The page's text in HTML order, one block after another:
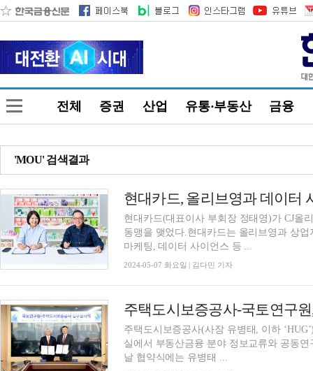
전체 증권 산업 유통·부동산 금융
'MOU' 검색결과
현대카드, 올리브영과 데이터
현대카드(대표이사 부회장 정태영)가 CJ올
동맹을 맺었다.현대카드는 올리브영과 상
마케팅, 데이터 사이언스 등 ...
2024-05-07 화요일 | 김다민 기자
주택도시보증공사(사장 유병태, 이하
실에서 부동산금융 분야 정보교류와 공동연
날 협약식에는 유병태 ...